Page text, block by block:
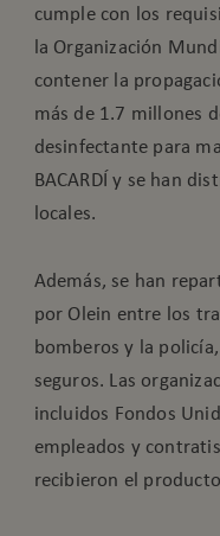
cumple con los
la Organización
contener la
más de 1.7 millones
desinfectante para
BACARDÍ y se han
locales.
Además, se han
por Olein entre los
bomberos y la
seguros. Las
incluidos Fondos
empleados y
recibieron el